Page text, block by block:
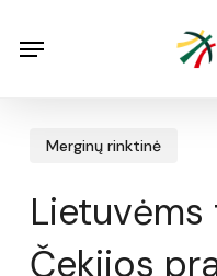
Menu
Merginų rinktinė
Čekijos